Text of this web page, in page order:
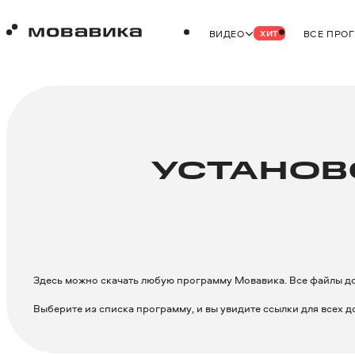
ВИДЕО ХИТ ВСЕ
Здесь можно скачать любую программу Мовавика. Все файлы
Выберите из списка программу, и вы увидите ссылки для